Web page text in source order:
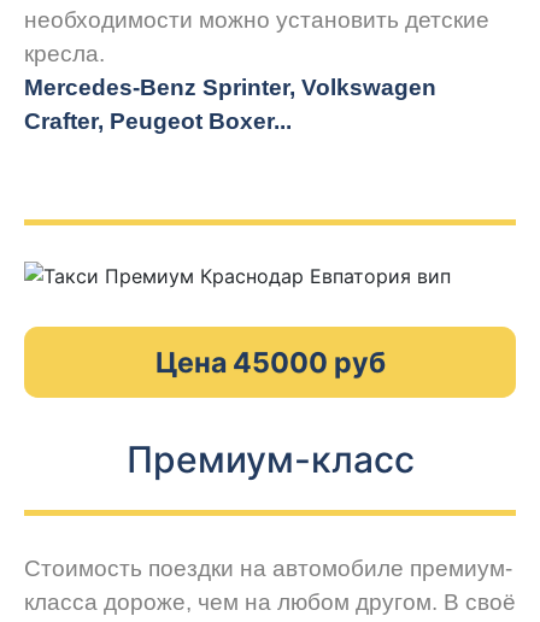
необходимости можно установить детские
кресла.
Mercedes-Benz Sprinter, Volkswagen
Crafter, Peugeot Boxer...
Цена 45000 руб
Премиум-класс
Стоимость поездки на автомобиле премиум-
класса дороже, чем на любом другом. В своё